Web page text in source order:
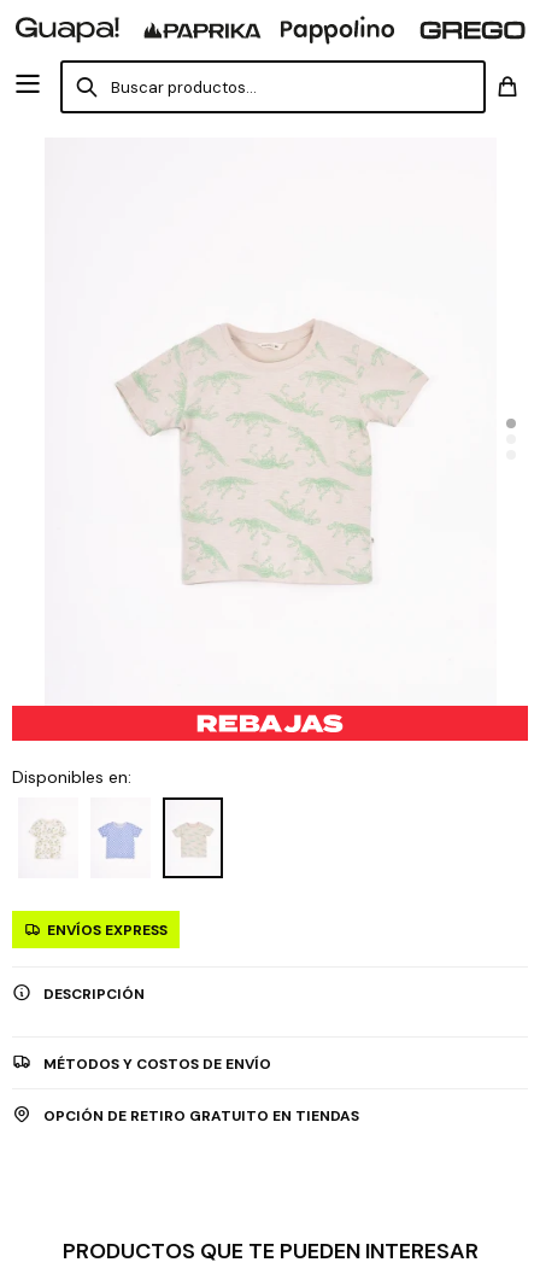
Disponibles en:
ENVÍOS EXPRESS
DESCRIPCIÓN
MÉTODOS Y COSTOS DE ENVÍO
OPCIÓN DE RETIRO GRATUITO EN TIENDAS
PRODUCTOS QUE TE PUEDEN INTERESAR